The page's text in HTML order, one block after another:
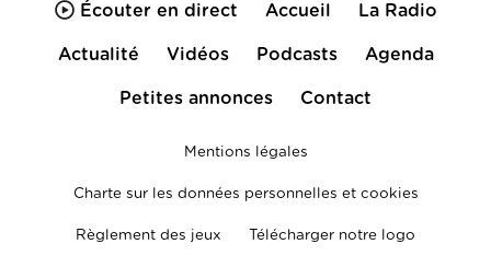
Écouter en direct Accueil La Radio
Actualité Vidéos Podcasts Agenda
Petites annonces Contact
Mentions légales
Charte sur les données personnelles et cookies
Règlement des jeux Télécharger notre logo